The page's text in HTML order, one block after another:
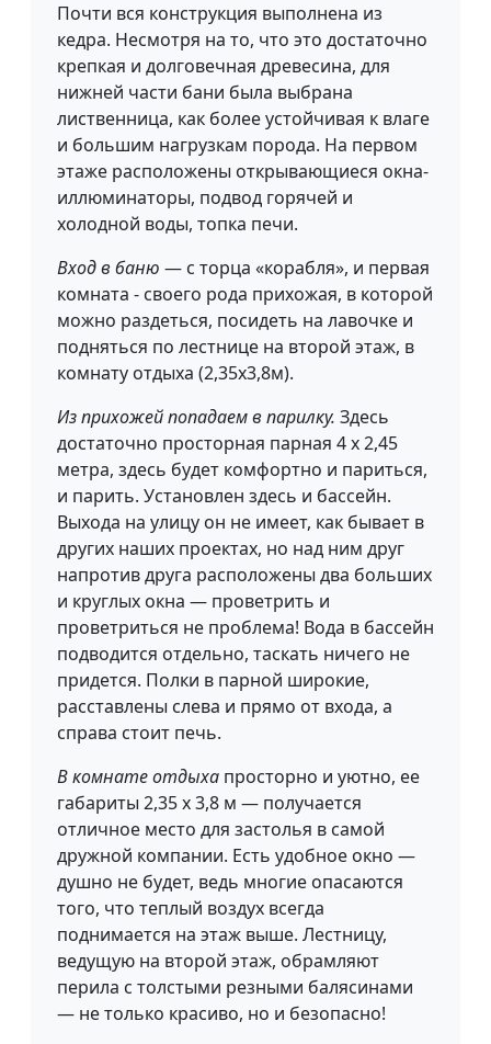
Почти вся конструкция выполнена из
кедра. Несмотря на то, что это достаточно
крепкая и долговечная древесина, для
нижней части бани была выбрана
лиственница, как более устойчивая к влаге
и большим нагрузкам порода. На первом
этаже расположены открывающиеся окна-
иллюминаторы, подвод горячей и
холодной воды, топка печи.
Вход в баню — с торца «корабля», и первая
комната - своего рода прихожая, в которой
можно раздеться, посидеть на лавочке и
подняться по лестнице на второй этаж, в
комнату отдыха (2,35х3,8м).
Из прихожей попадаем в парилку. Здесь
достаточно просторная парная 4 х 2,45
метра, здесь будет комфортно и париться,
и парить. Установлен здесь и бассейн.
Выхода на улицу он не имеет, как бывает в
других наших проектах, но над ним друг
напротив друга расположены два больших
и круглых окна — проветрить и
проветриться не проблема! Вода в бассейн
подводится отдельно, таскать ничего не
придется. Полки в парной широкие,
расставлены слева и прямо от входа, а
справа стоит печь.
В комнате отдыха просторно и уютно, ее
габариты 2,35 х 3,8 м — получается
отличное место для застолья в самой
дружной компании. Есть удобное окно —
душно не будет, ведь многие опасаются
того, что теплый воздух всегда
поднимается на этаж выше. Лестницу,
ведущую на второй этаж, обрамляют
перила с толстыми резными балясинами
— не только красиво, но и безопасно!